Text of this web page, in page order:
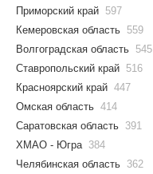
Приморский край 597
Кемеровская область 559
Волгоградская область 545
Ставропольский край 516
Красноярский край 447
Омская область 414
Саратовская область 391
ХМАО - Югра 384
Челябинская область 362